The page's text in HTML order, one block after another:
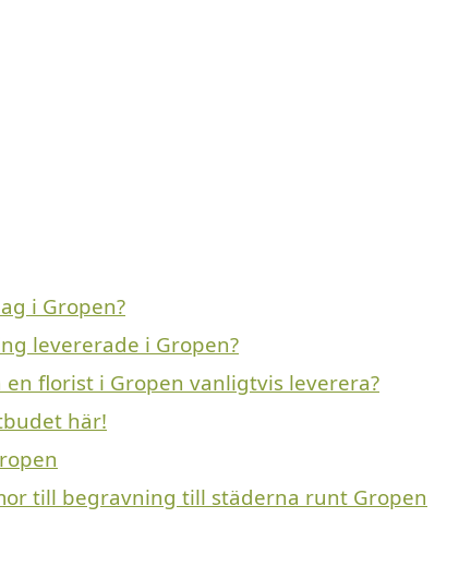
i Gropen?
levererade i Gropen?
florist i Gropen vanligtvis leverera?
här!
till begravning till städerna runt Gropen